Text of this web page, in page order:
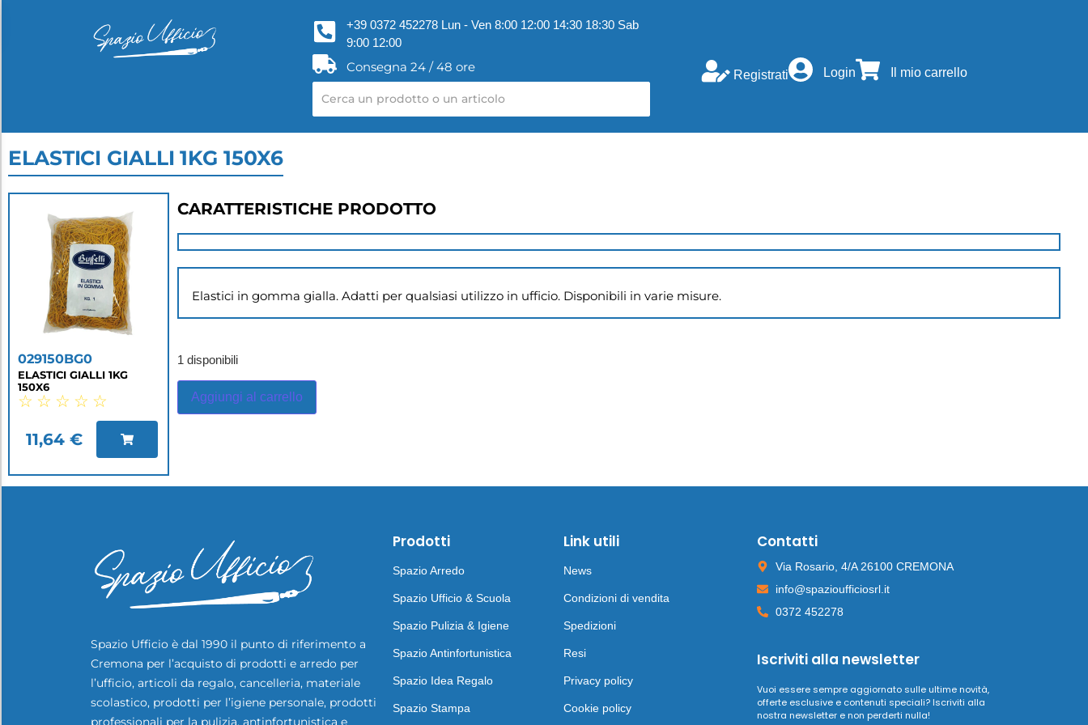
+39 0372 452278 Lun - Ven 8:00 12:00 14:30 18:30 Sab
9:00 12:00
Consegna 24 / 48 ore
Registrati Login Il mio carrello
ELASTICI GIALLI 1KG 150X6
029150BG0
ELASTICI GIALLI 1KG
150X6
☆ ☆ ☆ ☆ ☆
11,64 €
CARATTERISTICHE PRODOTTO
Elastici in gomma gialla. Adatti per qualsiasi utilizzo in ufficio. Disponibili in varie misure.
1 disponibili
Aggiungi al carrello
Spazio Ufficio è dal 1990 il punto di riferimento a
Cremona per l’acquisto di prodotti e arredo per
l’ufficio, articoli da regalo, cancelleria, materiale
scolastico, prodotti per l’igiene personale, prodotti
professionali per la pulizia, antinfortunistica e
Prodotti
Spazio Arredo
Spazio Ufficio & Scuola
Spazio Pulizia & Igiene
Spazio Antinfortunistica
Spazio Idea Regalo
Spazio Stampa
Link utili
News
Condizioni di vendita
Spedizioni
Resi
Privacy policy
Cookie policy
Contatti
Via Rosario, 4/A 26100 CREMONA
info@spazioufficiosrl.it
0372 452278
Iscriviti alla newsletter
Vuoi essere sempre aggiornato sulle ultime novità,
offerte esclusive e contenuti speciali? Iscriviti alla
nostra newsletter e non perderti nulla!